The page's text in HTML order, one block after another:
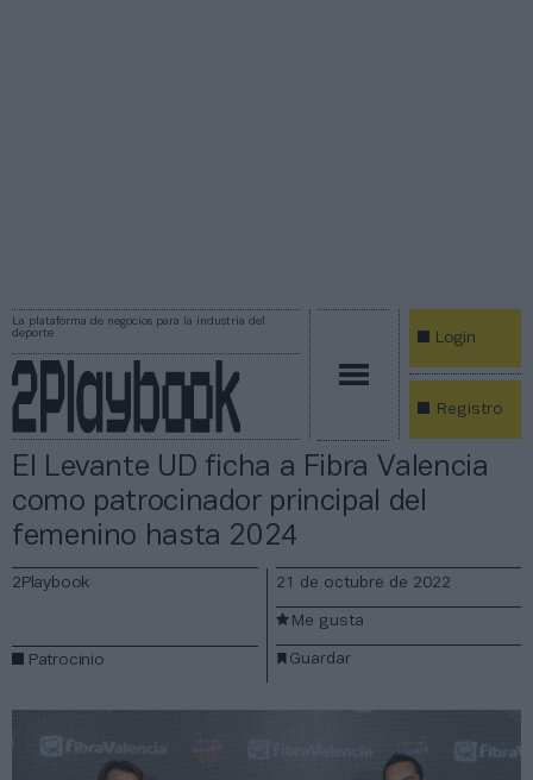
La plataforma de negocios para la industria del
deporte
Login
Registro
El Levante UD ficha a Fibra Valencia
como patrocinador principal del
femenino hasta 2024
2Playbook
Patrocinio
21 de octubre de 2022
Guardar
Me gusta